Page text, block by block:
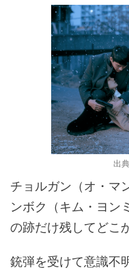
出
チョルガン（オ・マ
ンボク（キム・ヨン
の跡だけ残してどこ
銃弾を受けて意識不